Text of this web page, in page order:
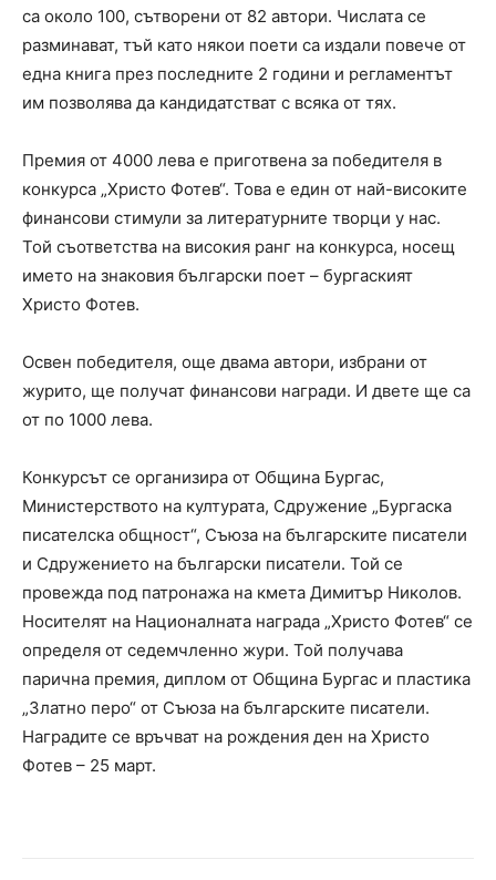
са около 100, сътворени от 82 автори. Числата се
разминават, тъй като някои поети са издали повече от
една книга през последните 2 години и регламентът
им позволява да кандидатстват с всяка от тях.
Премия от 4000 лева е приготвена за победителя в
конкурса „Христо Фотев“. Това е един от най-високите
финансови стимули за литературните творци у нас.
Той съответства на високия ранг на конкурса, носещ
името на знаковия български поет – бургаският
Христо Фотев.
Освен победителя, още двама автори, избрани от
журито, ще получат финансови награди. И двете ще са
от по 1000 лева.
Конкурсът се организира от Община Бургас,
Министерството на културата, Сдружение „Бургаска
писателска общност“, Съюза на българските писатели
и Сдружението на български писатели. Той се
провежда под патронажа на кмета Димитър Николов.
Носителят на Националната награда „Христо Фотев“ се
определя от седемчленно жури. Той получава
парична премия, диплом от Община Бургас и пластика
„Златно перо“ от Съюза на българските писатели.
Наградите се връчват на рождения ден на Христо
Фотев – 25 март.